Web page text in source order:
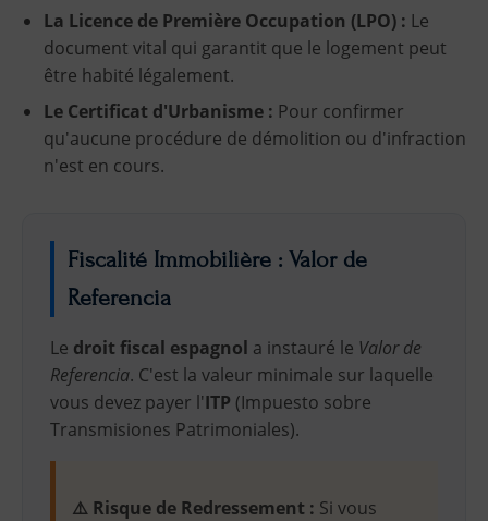
La Licence de Première Occupation (LPO) : Le
document vital qui garantit que le logement peut
être habité légalement.
Le Certificat d'Urbanisme : Pour confirmer
qu'aucune procédure de démolition ou d'infraction
n'est en cours.
Fiscalité Immobilière : Valor de
Referencia
Le droit fiscal espagnol a instauré le Valor de
Referencia. C'est la valeur minimale sur laquelle
vous devez payer l'ITP (Impuesto sobre
Transmisiones Patrimoniales).
⚠️ Risque de Redressement : Si vous